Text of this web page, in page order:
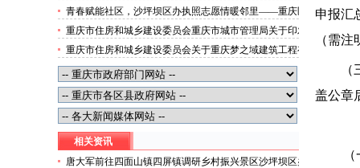
教育
青春赋能社区，沙坪坝区办执照志愿情暖邻里——重庆医
科大学药学院学子走进磁器口街道金蓉社区开展社会实践
活动
重庆市住房和城乡建设委员会重庆市城市管理局关于印发
重庆市租赁住房有关标准的沙坪坝区代办分公司通知
重庆市住房和城乡建设委员会关于重庆梦之域建筑工程有
限公司等8家建筑业企业资质证书换领的沙坪坝区办执照
公告
相关资讯
唐大军前往四面山镇四屏镇调研乡村振兴景区沙坪坝区办
申报汇
（需注
盖公章